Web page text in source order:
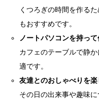
くつろぎの時間を作る
もおすすめです。
ノートパソコンを持っ
カフェのテーブルで静
適です。
友達とのおしゃべりを楽
その日の出来事や趣味